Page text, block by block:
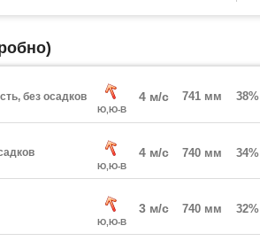
без осадков
Ю,Ю-В
4 м/с 741 мм 38%
Ю,Ю-В
4 м/с 740 мм 34%
Ю,Ю-В
3 м/с 740 мм 32%